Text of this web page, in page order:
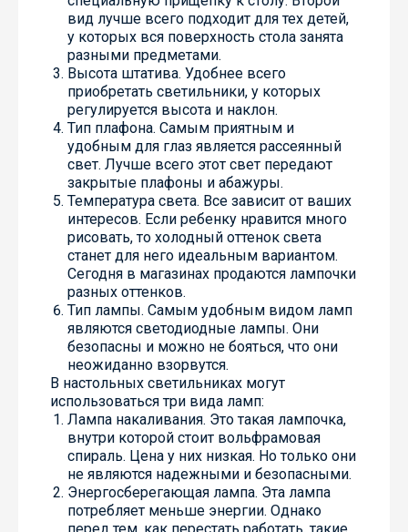
вид лучше всего подходит для тех детей,
у которых вся поверхность стола занята
разными предметами.
Высота штатива. Удобнее всего
приобретать светильники, у которых
регулируется высота и наклон.
Тип плафона. Самым приятным и
удобным для глаз является рассеянный
свет. Лучше всего этот свет передают
закрытые плафоны и абажуры.
Температура света. Все зависит от ваших
интересов. Если ребенку нравится много
рисовать, то холодный оттенок света
станет для него идеальным вариантом.
Сегодня в магазинах продаются лампочки
разных оттенков.
Тип лампы. Самым удобным видом ламп
являются светодиодные лампы. Они
безопасны и можно не бояться, что они
неожиданно взорвутся.
В настольных светильниках могут
использоваться три вида ламп:
Лампа накаливания. Это такая лампочка,
внутри которой стоит вольфрамовая
спираль. Цена у них низкая. Но только они
не являются надежными и безопасными.
Энергосберегающая лампа. Эта лампа
потребляет меньше энергии. Однако
перед тем, как перестать работать, такие